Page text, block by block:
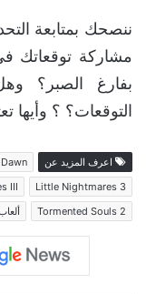
ننصحك بمتابعة
مشاركة توقعاتك
بفارغ الصبر؟
التوقعات؟ ؟ وأيها
اعرف المزيد عن
Little Nightmares 3
III
Tormented Souls 2
ألعاب